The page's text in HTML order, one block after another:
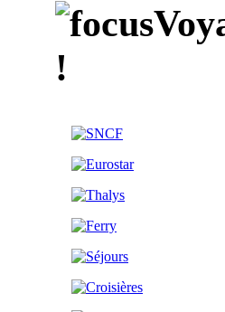
!